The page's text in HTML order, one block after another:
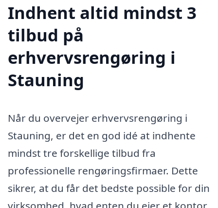
Indhent altid mindst 3
tilbud på
erhvervsrengøring i
Stauning
Når du overvejer erhvervsrengøring i
Stauning, er det en god idé at indhente
mindst tre forskellige tilbud fra
professionelle rengøringsfirmaer. Dette
sikrer, at du får det bedste possible for din